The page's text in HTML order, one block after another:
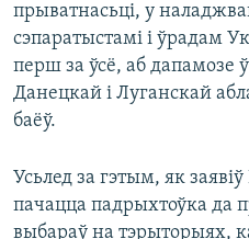
прыватнасьці, у
сэпаратыстамі і ўрадам
перш за ўсё, аб дапамозе
Данецкай і Луганскай
баёў.
Усьлед за гэтым, як
пачацца падрыхтоўка да
выбараў на тэрыторыях,